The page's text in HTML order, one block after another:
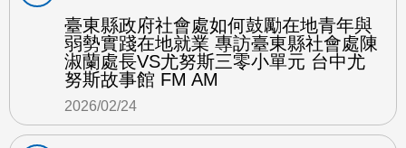
臺東縣政府社會處如何鼓勵在地青年與
弱勢實踐在地就業 專訪臺東縣社會處陳
淑蘭處長VS尤努斯三零小單元 台中尤
努斯故事館 FM AM
2026/02/24